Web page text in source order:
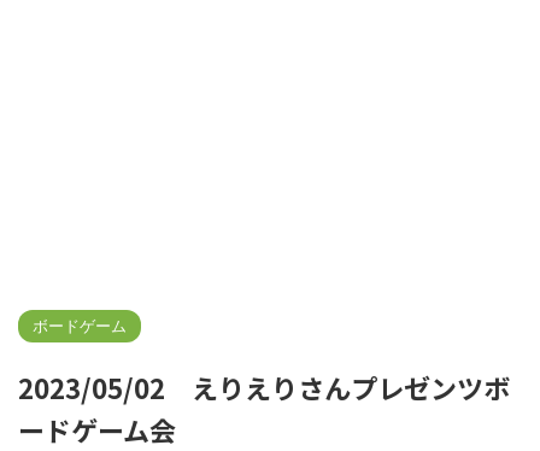
ボードゲーム
2023/05/02 えりえりさんプレゼンツボ
ードゲーム会